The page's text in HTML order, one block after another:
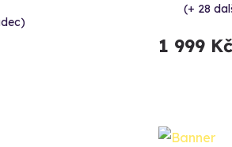
(+ 28
1 999 Kč